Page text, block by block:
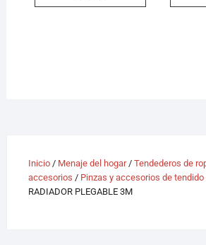
Inicio/ Menaje del hogar/ Tendederos de
accesorios / Pinzas y accesorios de tendido
RADIADOR PLEGABLE 3M